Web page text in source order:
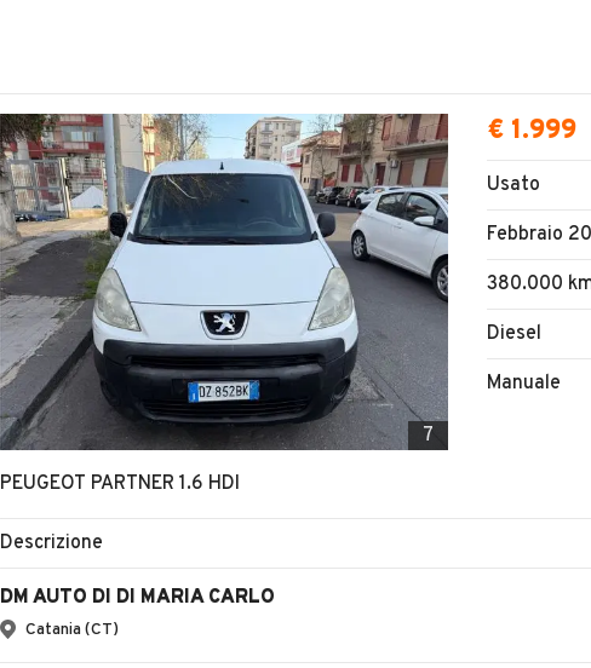
7
PEUGEOT PARTNER 1.6 HDI
€ 1.999
Usato
Febbraio
380.000
Diesel
Manuale
Descrizione
DM AUTO DI DI MARIA CARLO
Catania (CT)